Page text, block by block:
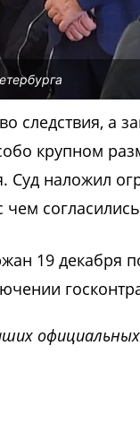
следствия, а
крупном
Суд наложил
чем
19 декабря